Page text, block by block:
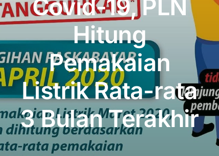
Publikasi
Peta Wisata
BLU
Covid-19, PLN
Hitung
Pemakaian
Listrik Rata-rata
3 Bulan Terakhir